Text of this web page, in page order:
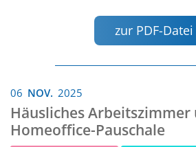
zur PDF-Datei
06 NOV. 2025
Häusliches Arbeitszimmer
Homeoffice-Pauschale